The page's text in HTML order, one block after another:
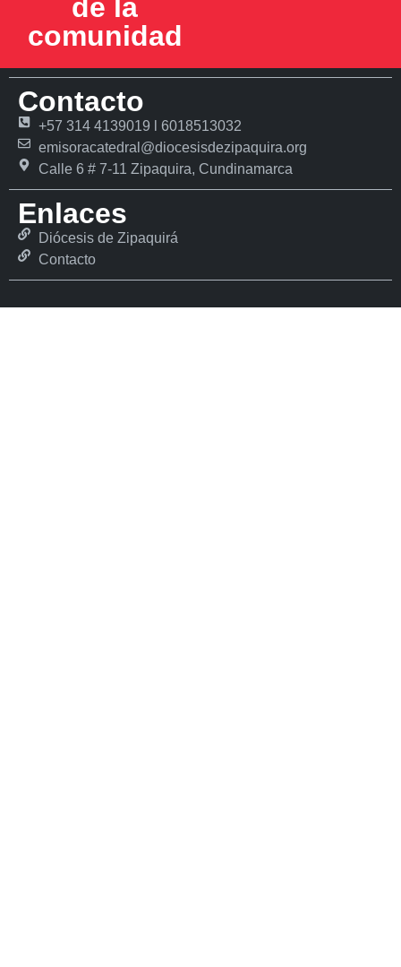
de la
comunidad
Contacto
+57 314 4139019 l 6018513032
emisoracatedral@diocesisdezipaquira.org
Calle 6 # 7-11 Zipaquira, Cundinamarca
Enlaces
Diócesis de Zipaquirá
Contacto